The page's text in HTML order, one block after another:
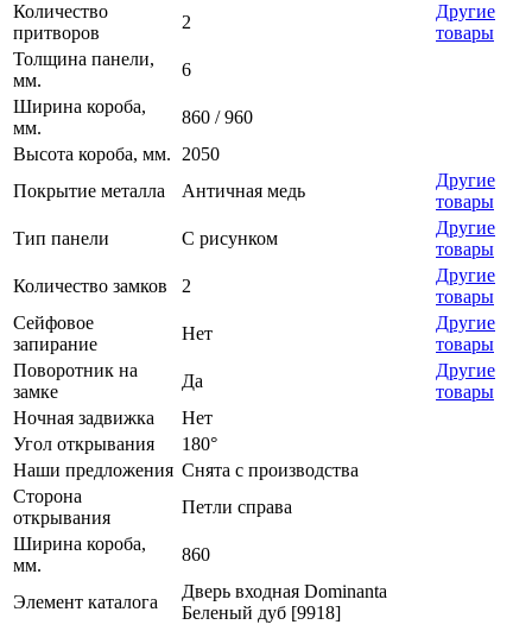
Количество
притворов
2
Другие
товары
Толщина панели,
мм.
6
Ширина короба,
мм.
860 / 960
Высота короба, мм.
2050
Покрытие металла
Античная медь
Другие
товары
Тип панели
С рисунком
Другие
товары
Количество замков
2
Другие
товары
Сейфовое
запирание
Нет
Другие
товары
Поворотник на
замке
Да
Другие
товары
Ночная задвижка
Нет
Угол открывания
180°
Наши предложения Снята с производства
Сторона
открывания
Петли справа
Ширина короба,
мм.
860
Элемент каталога
Дверь входная Dominanta
Беленый дуб [9918]